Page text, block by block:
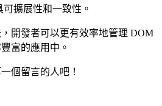
擴展性和一致性。
開發者可以更有效率地管理 DOM
富的應用中。
個留言的人吧！